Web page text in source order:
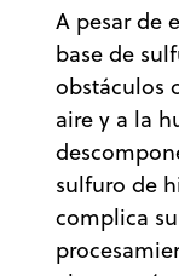
A pesar de
base de
obstáculos
aire y a la
sulfuro de
complica